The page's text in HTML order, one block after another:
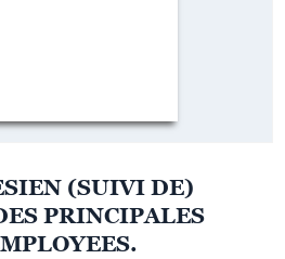
(SUIVI DE)
PRINCIPALES